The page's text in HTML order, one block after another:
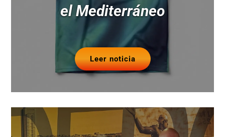
el Mediterráneo
Leer noticia